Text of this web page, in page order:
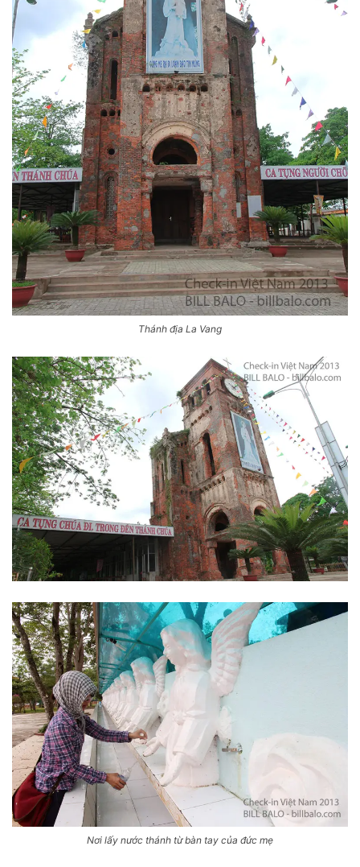
Thánh địa La Vang
Nơi lấy nước thánh từ bàn tay của đức mẹ